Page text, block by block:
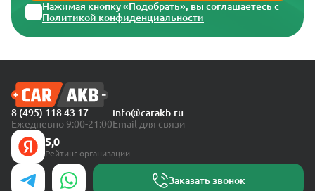
Нажимая кнопку «Подобрать», вы соглашаетесь с
Политикой конфиденциальности
8 (495) 118 43 17
Ежедневно 9:00-21:00
info@carakb.ru
Email для связи
5,0
Рейтинг организации
Заказать звонок